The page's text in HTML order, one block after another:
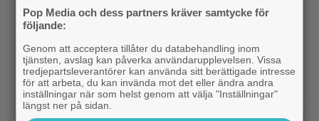
Streamingtips|Nu på Viaplay: ”Stiliserat våld och
gapskratt” i oförutsägbar thriller från 2008
Netflix| 3 nya filmer på Netflix: Oscarsvinnaren
från 2025 klättrar på topplistan
Bioaktuellt |Efter 25 Beckfilmer – Anna Asp
Pop Media och dess partners kräver samtycke för
följande:
Genom att acceptera tillåter du databehandling inom
tjänsten, avslag kan påverka användarupplevelsen. Vissa
tredjepartsleverantörer kan använda sitt berättigade intresse
för att arbeta, du kan invända mot det eller ändra andra
inställningar när som helst genom att välja "Inställningar"
längst ner på sidan.